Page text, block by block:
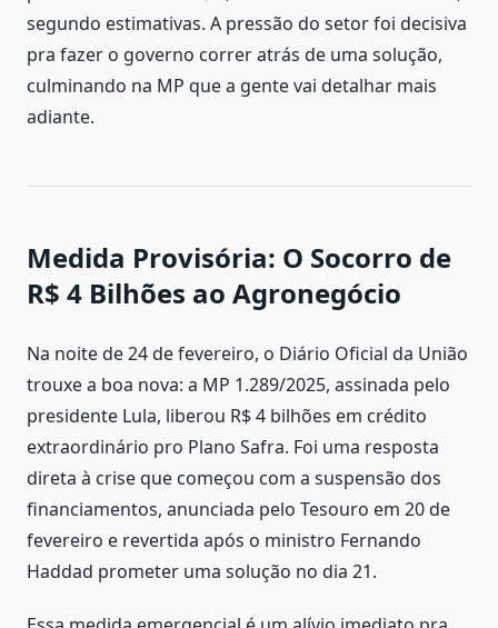
segundo estimativas. A pressão do setor foi decisiva
pra fazer o governo correr atrás de uma solução,
culminando na MP que a gente vai detalhar mais
adiante.
Medida Provisória: O Socorro de
R$ 4 Bilhões ao Agronegócio
Na noite de 24 de fevereiro, o Diário Oficial da União
trouxe a boa nova: a MP 1.289/2025, assinada pelo
presidente Lula, liberou R$ 4 bilhões em crédito
extraordinário pro Plano Safra. Foi uma resposta
direta à crise que começou com a suspensão dos
financiamentos, anunciada pelo Tesouro em 20 de
fevereiro e revertida após o ministro Fernando
Haddad prometer uma solução no dia 21.